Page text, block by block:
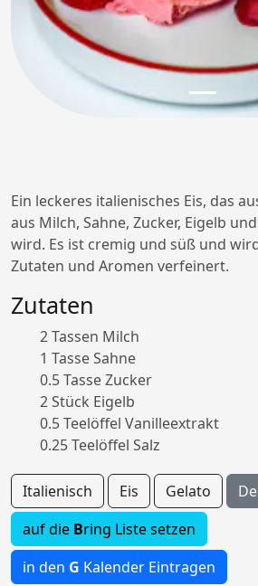
Ein leckeres italienisches Eis, das
aus Milch, Sahne, Zucker, Eigelb
wird. Es ist cremig und süß und
Zutaten und Aromen verfeinert.
Zutaten
2 Tassen Milch
1 Tasse Sahne
0.5 Tasse Zucker
2 Stück Eigelb
0.5 Teelöffel Vanilleextrakt
0.25 Teelöffel Salz
Italienisch Eis Gelato
auf die Bring Liste setzen
in den G Kalender Eintragen